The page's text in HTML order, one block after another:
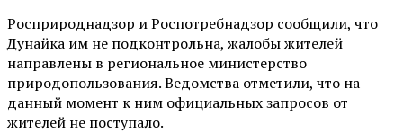
Росприроднадзор и Роспотребнадзор сообщили, что
Дунайка им не подконтрольна, жалобы жителей
направлены в региональное министерство
природопользования. Ведомства отметили, что на
данный момент к ним официальных запросов от
жителей не поступало.